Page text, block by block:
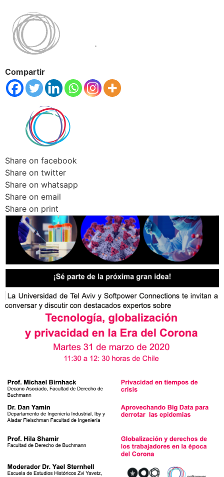
Compartir
Share on facebook
Share on twitter
Share on whatsapp
Share on email
Share on print